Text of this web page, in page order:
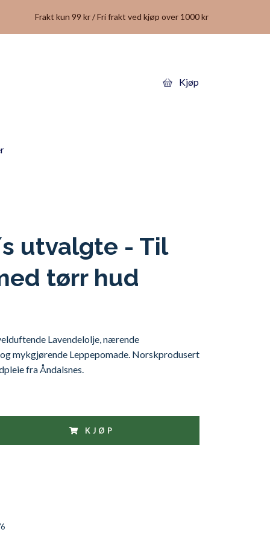
Frakt kun 99 kr / Fri frakt ved kjøp over 1000 kr
Kjøp
utvalgte - Til
tørr hud
Lavendelolje, nærende
mykgjørende Leppepomade. Norskprodusert
fra Åndalsnes.
KJØP